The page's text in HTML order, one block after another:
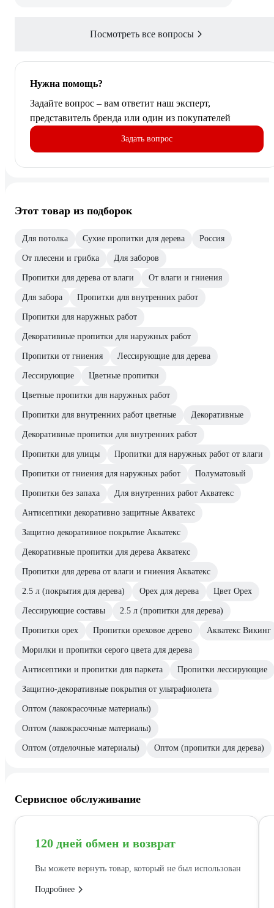
Посмотреть все вопросы
Нужна помощь?
Задайте вопрос – вам ответит наш эксперт,
представитель бренда или один из покупателей
Задать вопрос
Этот товар из подборок
Для потолка Сухие пропитки для дерева Россия
От плесени и грибка Для заборов
Пропитки для дерева от влаги От влаги и гниения
Для забора Пропитки для внутренних работ
Пропитки для наружных работ
Декоративные пропитки для наружных работ
Пропитки от гниения Лессирующие для дерева
Лессирующие Цветные пропитки
Цветные пропитки для наружных работ
Пропитки для внутренних работ цветные Декоративные
Декоративные пропитки для внутренних работ
Пропитки для улицы Пропитки для наружных работ от влаги
Пропитки от гниения для наружных работ Полуматовый
Пропитки без запаха Для внутренних работ Акватекс
Антисептики декоративно защитные Акватекс
Защитно декоративное покрытие Акватекс
Декоративные пропитки для дерева Акватекс
Пропитки для дерева от влаги и гниения Акватекс
2.5 л (покрытия для дерева) Орех для дерева Цвет Орех
Лессирующие составы 2.5 л (пропитки для дерева)
Пропитки орех Пропитки ореховое дерево Акватекс Викинг
Морилки и пропитки серого цвета для дерева
Антисептики и пропитки для паркета Пропитки лессирующие
Защитно-декоративные покрытия от ультрафиолета
Оптом (лакокрасочные материалы)
Оптом (лакокрасочные материалы)
Оптом (отделочные материалы) Оптом (пропитки для дерева)
Сервисное обслуживание
120 дней обмен и возврат
Вы можете вернуть товар, который не был использован
Подробнее